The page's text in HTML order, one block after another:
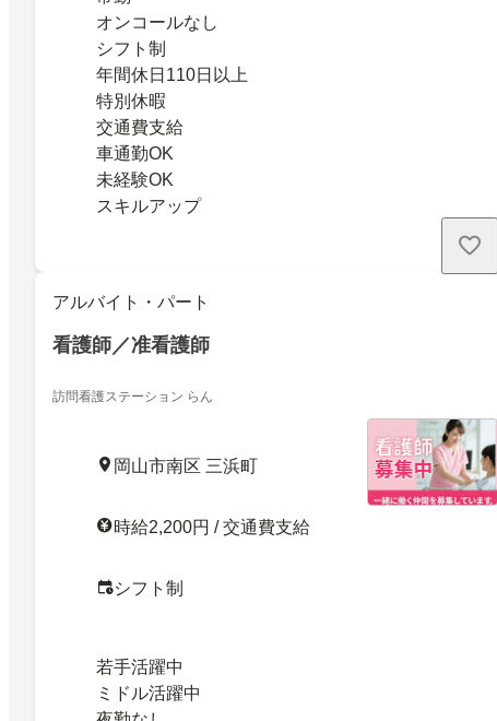
オンコールなし
シフト制
年間休日110日以上
特別休暇
交通費支給
車通勤OK
未経験OK
スキルアップ
アルバイト・パート
看護師／准看護師
訪問看護ステーション らん
岡山市南区 三浜町
時給2,200円 / 交通費支給
シフト制
若手活躍中
ミドル活躍中